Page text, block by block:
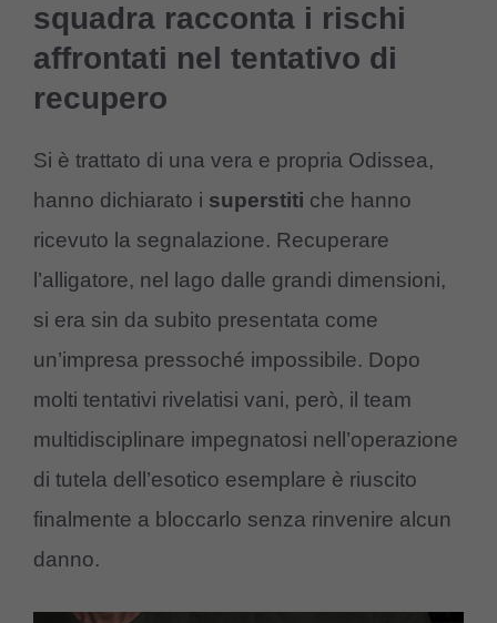
squadra racconta i rischi
affrontati nel tentativo di
recupero
Si è trattato di una vera e propria Odissea,
hanno dichiarato i superstiti che hanno
ricevuto la segnalazione. Recuperare
l’alligatore, nel lago dalle grandi dimensioni,
si era sin da subito presentata come
un’impresa pressoché impossibile. Dopo
molti tentativi rivelatisi vani, però, il team
multidisciplinare impegnatosi nell’operazione
di tutela dell’esotico esemplare è riuscito
finalmente a bloccarlo senza rinvenire alcun
danno.